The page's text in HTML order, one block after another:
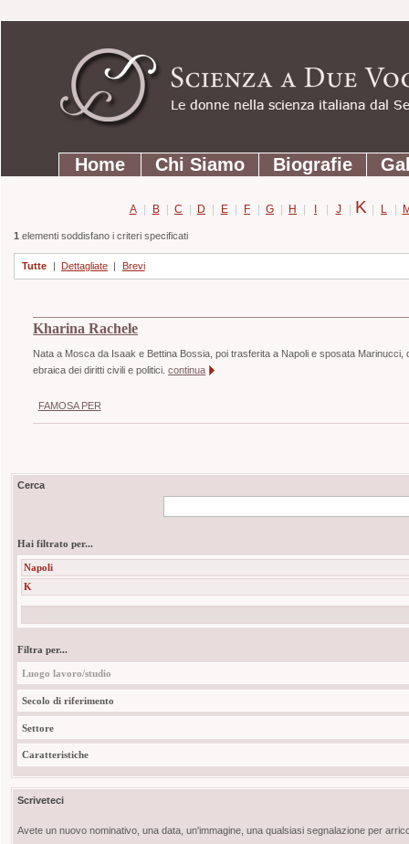
contenuti.
Strumenti
personali
SezioniHome Chi Siamo Biografie
A | B | C | D | E | F | G | H | I | J | K | L |
1elementi soddisfano i criteri specificati
Tutte | Dettagliate | Brevi
Kharina Rachele
Nata a Mosca da Isaak e Bettina Bossia, poi trasferita a Napoli e sposata
ebraica dei diritti civili e politici.continua
FAMOSA PER
Cerca
Hai filtrato per...
Napoli
K
Filtra per...
Luogo lavoro/studio
Secolo di riferimento
Settore
Caratteristiche
Scriveteci
Avete un nuovo nominativo, una data, un'immagine, una qualsiasi segnalazione per